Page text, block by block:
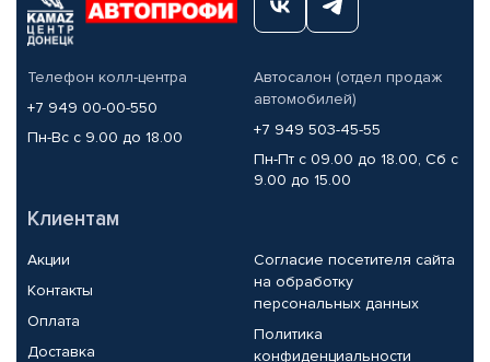
Телефон колл-центра
+7 949 00-00-550
Пн-Вс с 9.00 до 18.00
Автосалон (отдел продаж
автомобилей)
+7 949 503-45-55
Пн-Пт с 09.00 до 18.00, Сб с
9.00 до 15.00
Клиентам
Акции
Контакты
Оплата
Доставка
Согласие посетителя сайта
на обработку
персональных данных
Политика
конфиденциальности